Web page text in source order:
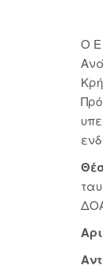
Ο